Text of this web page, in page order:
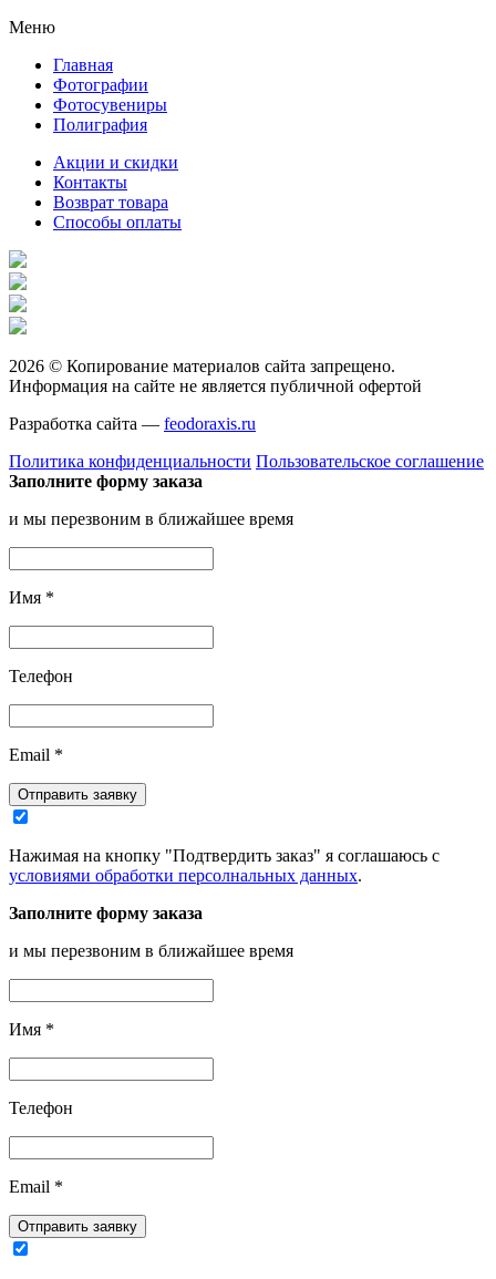
Меню
Главная
Фотографии
Фотосувениры
Полиграфия
Акции и скидки
Контакты
Возврат товара
Способы оплаты
2026 © Копирование материалов сайта запрещено.
Информация на сайте не является публичной офертой
Разработка сайта — feodoraxis.ru
Политика конфиденциальности Пользовательское соглашение
Заполните форму заказа
и мы перезвоним в ближайшее время
Имя *
Телефон
Email *
Отправить заявку
Нажимая на кнопку "Подтвердить заказ" я соглашаюсь с
условиями обработки персолнальных данных.
Заполните форму заказа
и мы перезвоним в ближайшее время
Имя *
Телефон
Email *
Отправить заявку